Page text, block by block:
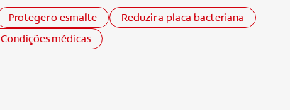
Proteger o esmalte
Reduzir a placa bacteriana
Condições médicas